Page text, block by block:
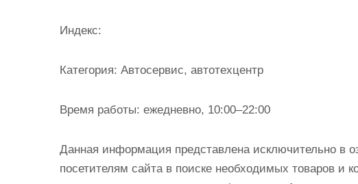
Индекс:
Категория: Автосервис, автотехцентр
Время работы: ежедневно, 10:00–22:00
Данная информация представлена исключительно в
посетителям сайта в поиске необходимых товаров и